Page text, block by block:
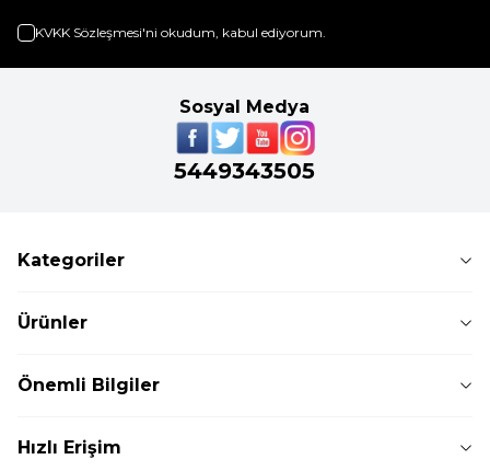
KVKK Sözleşmesi'ni okudum, kabul ediyorum.
Sosyal Medya
5449343505
Kategoriler
Ürünler
Önemli Bilgiler
Hızlı Erişim